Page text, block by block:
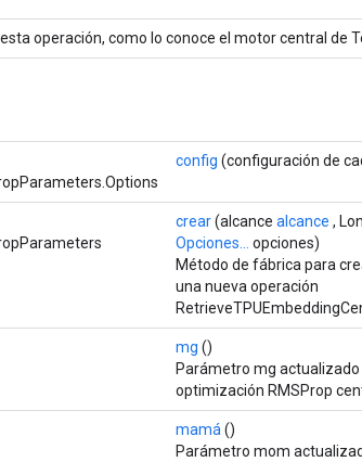
operación, como lo conoce el motor central de
config (configuración de
crear(alcance alcance ,
Opciones...
opciones)
Método de fábrica para
una nueva operación
mg ()
Parámetro mg
optimización RMSProp
mamá ()
Parámetro mom